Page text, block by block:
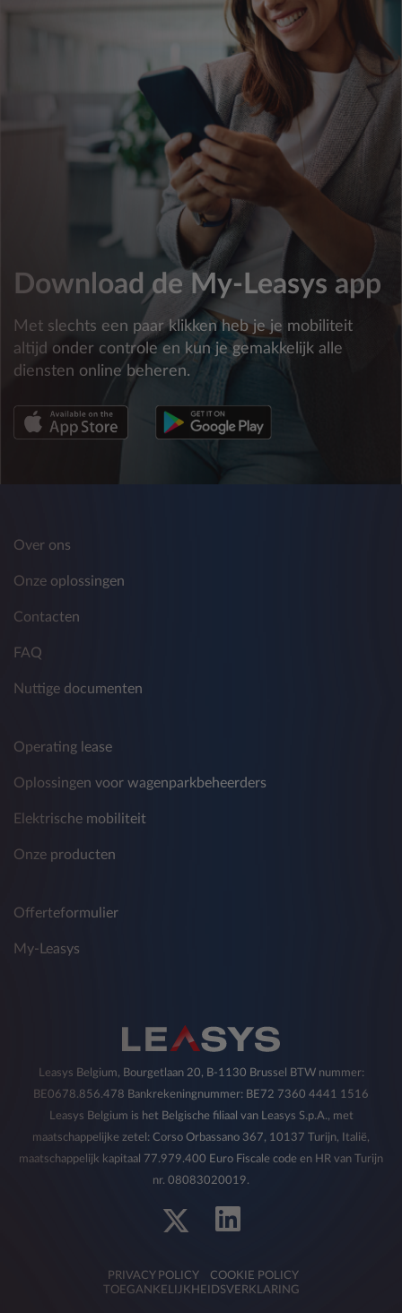
Download de My-Leasys app
Met slechts een paar klikken heb je je mobiliteit
altijd onder controle en kun je gemakkelijk alle
diensten online beheren.
Over ons
Onze oplossingen
Contacten
FAQ
Nuttige documenten
Operating lease
Oplossingen voor wagenparkbeheerders
Elektrische mobiliteit
Onze producten
Offerteformulier
My-Leasys
Leasys Belgium, Bourgetlaan 20, B-1130 Brussel BTW nummer:
BE0678.856.478 Bankrekeningnummer: BE72 7360 4441 1516
Leasys Belgium is het Belgische filiaal van Leasys S.p.A., met
maatschappelijke zetel: Corso Orbassano 367, 10137 Turijn, Italië,
maatschappelijk kapitaal 77.979.400 Euro Fiscale code en HR van Turijn
nr. 08083020019.
PRIVACY POLICY
COOKIE POLICY
TOEGANKELIJKHEIDSVERKLARING